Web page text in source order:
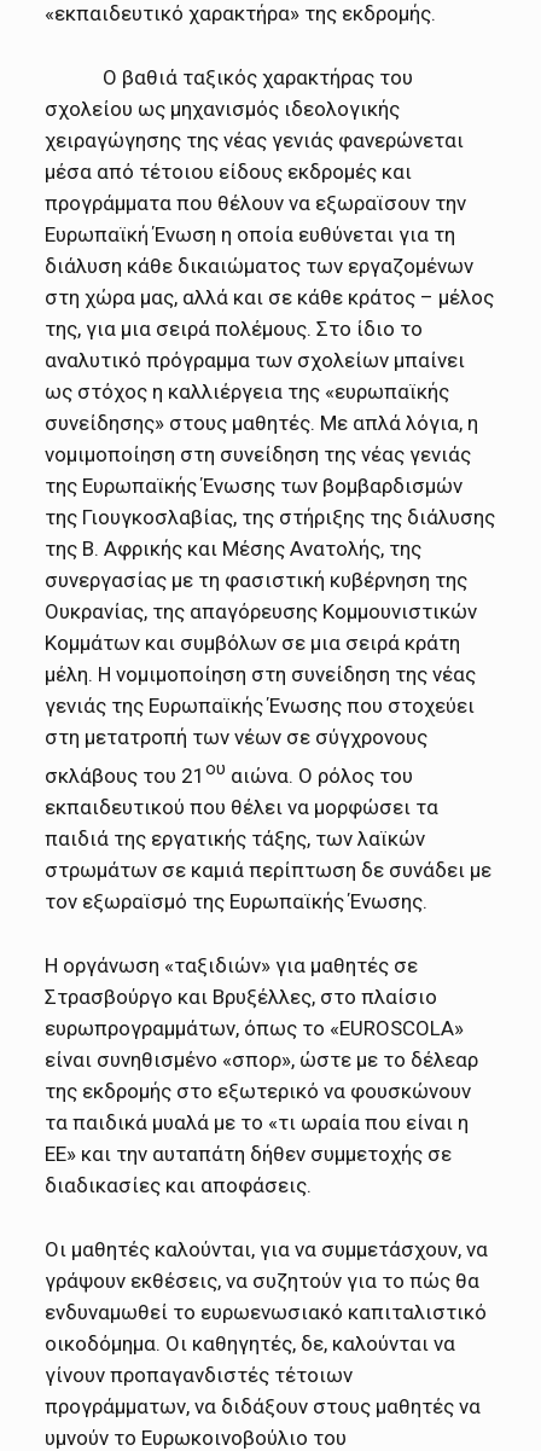
«εκπαιδευτικό χαρακτήρα» της εκδρομής.
Ο βαθιά ταξικός χαρακτήρας του
σχολείου ως μηχανισμός ιδεολογικής
χειραγώγησης της νέας γενιάς φανερώνεται
μέσα από τέτοιου είδους εκδρομές και
προγράμματα που θέλουν να εξωραϊσουν την
Ευρωπαϊκή Ένωση η οποία ευθύνεται για τη
διάλυση κάθε δικαιώματος των εργαζομένων
στη χώρα μας, αλλά και σε κάθε κράτος – μέλος
της, για μια σειρά πολέμους. Στο ίδιο το
αναλυτικό πρόγραμμα των σχολείων μπαίνει
ως στόχος η καλλιέργεια της «ευρωπαϊκής
συνείδησης» στους μαθητές. Με απλά λόγια, η
νομιμοποίηση στη συνείδηση της νέας γενιάς
της Ευρωπαϊκής Ένωσης των βομβαρδισμών
της Γιουγκοσλαβίας, της στήριξης της διάλυσης
της Β. Αφρικής και Μέσης Ανατολής, της
συνεργασίας με τη φασιστική κυβέρνηση της
Ουκρανίας, της απαγόρευσης Κομμουνιστικών
Κομμάτων και συμβόλων σε μια σειρά κράτη
μέλη. Η νομιμοποίηση στη συνείδηση της νέας
γενιάς της Ευρωπαϊκής Ένωσης που στοχεύει
στη μετατροπή των νέων σε σύγχρονους
σκλάβους του 21ου αιώνα. Ο ρόλος του
εκπαιδευτικού που θέλει να μορφώσει τα
παιδιά της εργατικής τάξης, των λαϊκών
στρωμάτων σε καμιά περίπτωση δε συνάδει με
τον εξωραϊσμό της Ευρωπαϊκής Ένωσης.
Η οργάνωση «ταξιδιών» για μαθητές σε
Στρασβούργο και Βρυξέλλες, στο πλαίσιο
ευρωπρογραμμάτων, όπως το «EUROSCOLA»
είναι συνηθισμένο «σπορ», ώστε με το δέλεαρ
της εκδρομής στο εξωτερικό να φουσκώνουν
τα παιδικά μυαλά με το «τι ωραία που είναι η
ΕΕ» και την αυταπάτη δήθεν συμμετοχής σε
διαδικασίες και αποφάσεις.
Οι μαθητές καλούνται, για να συμμετάσχουν, να
γράψουν εκθέσεις, να συζητούν για το πώς θα
ενδυναμωθεί το ευρωενωσιακό καπιταλιστικό
οικοδόμημα. Οι καθηγητές, δε, καλούνται να
γίνουν προπαγανδιστές τέτοιων
προγράμματων, να διδάξουν στους μαθητές να
υμνούν το Ευρωκοινοβούλιο του